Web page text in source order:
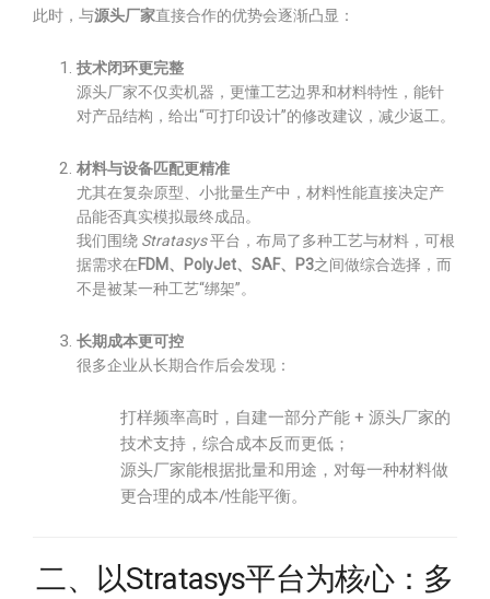
此时，与源头厂家直接合作的优势会逐渐凸显：
技术闭环更完整
源头厂家不仅卖机器，更懂工艺边界和材料特性，能针
对产品结构，给出“可打印设计”的修改建议，减少返工。
材料与设备匹配更精准
尤其在复杂原型、小批量生产中，材料性能直接决定产
品能否真实模拟最终成品。
我们围绕 Stratasys平台，布局了多种工艺与材料，可根
据需求在FDM、PolyJet、SAF、P3之间做综合选择，而
不是被某一种工艺“绑架”。
长期成本更可控
很多企业从长期合作后会发现：
打样频率高时，自建一部分产能 + 源头厂家的
技术支持，综合成本反而更低；
源头厂家能根据批量和用途，对每一种材料做
更合理的成本/性能平衡。
二、以Stratasys平台为核心：多